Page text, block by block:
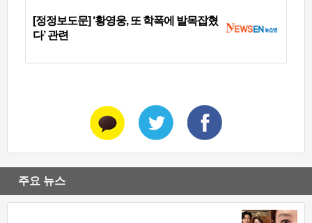
[정정보도문] ‘황영웅, 또 학폭에 발목잡혔
다’ 관련
주요 뉴스